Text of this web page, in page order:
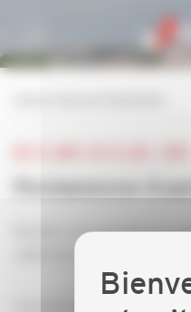
Rendez-vous gratuit et
Les services économique